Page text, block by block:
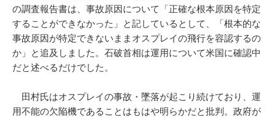
の調査報告書は、事故原因について「正確な根本原因を特定
することができなかった」と記しているとして、「根本的な
事故原因が特定できないままオスプレイの飛行を容認するの
か」と追及しました。石破首相は運用について米国に確認中
だと述べるだけでした。
田村氏はオスプレイの事故・墜落が起こり続けており、運
用不能の欠陥機であることはもはや明らかだと批判。政府が